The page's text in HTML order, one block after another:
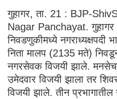
गुहागर, ता. 21 : BJP-
Nagar Panchayat. गुहागर
निवडणुकीमध्ये नगराध्यक्षपदी
निता मालप (2135 मते)
नगरसेवक विजयी झाले. मनसेचा
उमेदवार विजयी झाला तर
विजयी झाले. तीन